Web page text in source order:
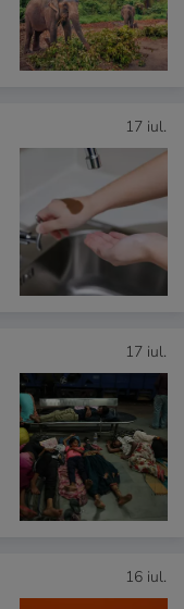
17 iul.
17 iul.
16 iul.